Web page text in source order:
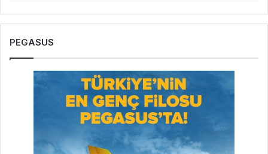
PEGASUS